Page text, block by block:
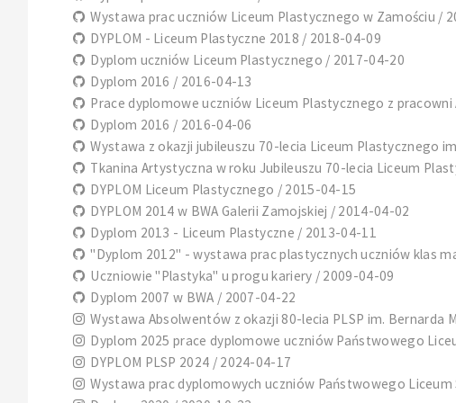
Wystawa prac uczniów Liceum Plastycznego w Zamościu /
DYPLOM - Liceum Plastyczne 2018 / 2018-04-09
Dyplom uczniów Liceum Plastycznego / 2017-04-20
Dyplom 2016 / 2016-04-13
Prace dyplomowe uczniów Liceum Plastycznego z pracowni
Dyplom 2016 / 2016-04-06
Wystawa z okazji jubileuszu 70-lecia Liceum Plastycznego
Tkanina Artystyczna w roku Jubileuszu 70-lecia Liceum
DYPLOM Liceum Plastycznego / 2015-04-15
DYPLOM 2014 w BWA Galerii Zamojskiej / 2014-04-02
Dyplom 2013 - Liceum Plastyczne / 2013-04-11
"Dyplom 2012" - wystawa prac plastycznych uczniów klas
Uczniowie "Plastyka" u progu kariery / 2009-04-09
Dyplom 2007 w BWA / 2007-04-22
Wystawa Absolwentów z okazji 80-lecia PLSP im. Bernarda
Dyplom 2025 prace dyplomowe uczniów Państwowego
DYPLOM PLSP 2024 / 2024-04-17
Wystawa prac dyplomowych uczniów Państwowego